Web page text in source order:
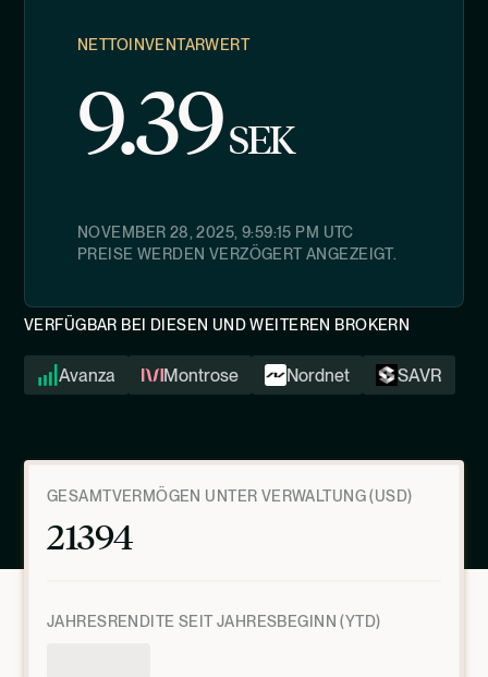
NETTOINVENTARWERT
9.39SEK
NOVEMBER 28, 2025, 9:59:15 PM UTC
PREISE WERDEN VERZÖGERT ANGEZEIGT.
VERFÜGBAR BEI DIESEN UND WEITEREN BROKERN
Avanza Montrose Nordnet SAVR
GESAMTVERMÖGEN UNTER VERWALTUNG (USD)
21394
JAHRESRENDITE SEIT JAHRESBEGINN (YTD)